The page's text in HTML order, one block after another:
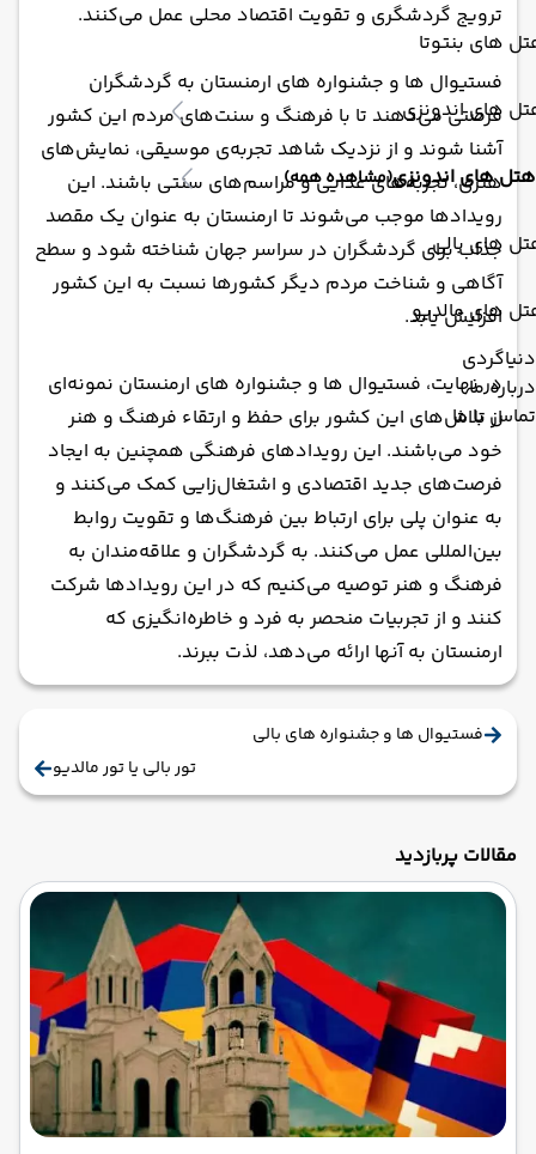
های بنتوتا
های اندونزی
هتل های اندونزی(مشاهده همه)
های بالی
های مالدیو
دنیاگردی
درباره ما
تماس با ما
ترویج گردشگری و تقویت اقتصاد محلی عمل می‌کنند.
فستیوال ها و جشنواره های ارمنستان به گردشگران
فرصتی می‌دهند تا با فرهنگ و سنت‌های مردم این کشور
آشنا شوند و از نزدیک شاهد تجربه‌ی موسیقی، نمایش‌های
هنری، تجربه‌های غذایی و مراسم‌های سنتی باشند. این
رویدادها موجب می‌شوند تا ارمنستان به عنوان یک مقصد
جذاب برای گردشگران در سراسر جهان شناخته شود و سطح
آگاهی و شناخت مردم دیگر کشورها نسبت به این کشور
افزایش یابد.
در نهایت، فستیوال ها و جشنواره های ارمنستان نمونه‌ای
از تلاش‌های این کشور برای حفظ و ارتقاء فرهنگ و هنر
خود می‌باشند. این رویدادهای فرهنگی همچنین به ایجاد
فرصت‌های جدید اقتصادی و اشتغال‌زایی کمک می‌کنند و
به عنوان پلی برای ارتباط بین فرهنگ‌ها و تقویت روابط
بین‌المللی عمل می‌کنند. به گردشگران و علاقه‌مندان به
فرهنگ و هنر توصیه می‌کنیم که در این رویدادها شرکت
کنند و از تجربیات منحصر به فرد و خاطره‌انگیزی که
ارمنستان به آنها ارائه می‌دهد، لذت ببرند.
فستیوال ها و جشنواره های بالی
تور بالی یا تور مالدیو
مقالات پربازدید